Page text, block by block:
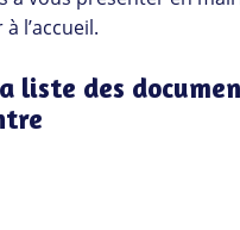
l’accueil.
liste des